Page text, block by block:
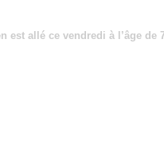
est allé ce vendredi à l’âge de